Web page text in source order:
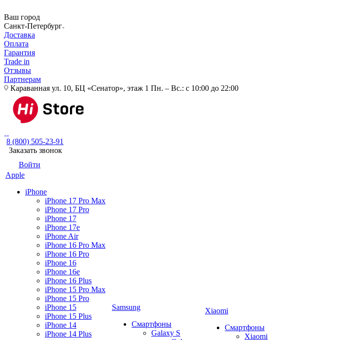
Ваш город
Санкт-Петербург
Доставка
Оплата
Гарантия
Trade in
Отзывы
Партнерам
Караванная ул. 10, БЦ «Сенатор», этаж 1 Пн. – Вс.: с 10:00 до 22:00
8 (800) 505-23-91
Заказать звонок
Войти
Apple
iPhone
iPhone 17 Pro Max
iPhone 17 Pro
iPhone 17
iPhone 17e
iPhone Air
iPhone 16 Pro Max
iPhone 16 Pro
iPhone 16
iPhone 16e
iPhone 16 Plus
iPhone 15 Pro Max
iPhone 15 Pro
iPhone 15
iPhone 15 Plus
iPhone 14
iPhone 14 Plus
Samsung
Смартфоны
Galaxy S
Xiaomi
Смартфоны
Xiaomi